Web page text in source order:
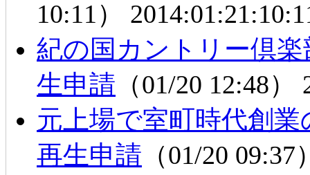
10:11）
紀の国カントリー倶
生申請 （01/20 12:48）
元上場で室町時代創
再生申請 （01/20